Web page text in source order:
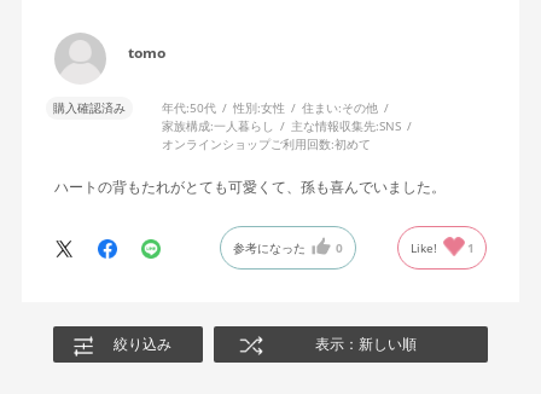
tomo
購入確認済み 年代:50代 性別:女性 住まい:その他
家族構成:一人暮らし 主な情報収集先:SNS
オンラインショップご利用回数:初めて
ハートの背もたれがとても可愛くて、孫も喜んでいました。
参考になった 0 Like! 1
絞り込み 表示：新しい順